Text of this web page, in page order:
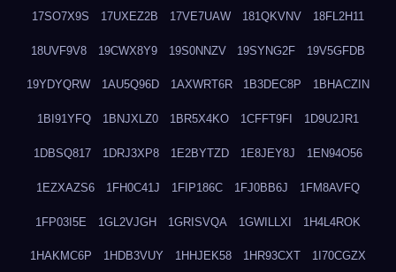
17SO7X9S 17UXEZ2B 17VE7UAW 181QKVNV 18FL2H11
18UVF9V8 19CWX8Y9 19S0NNZV 19SYNG2F 19V5GFDB
19YDYQRW 1AU5Q96D 1AXWRT6R 1B3DEC8P 1BHACZIN
1BI91YFQ 1BNJXLZ0 1BR5X4KO 1CFFT9FI 1D9U2JR1
1DBSQ817 1DRJ3XP8 1E2BYTZD 1E8JEY8J 1EN94O56
1EZXAZS6 1FH0C41J 1FIP186C 1FJ0BB6J 1FM8AVFQ
1FP03I5E 1GL2VJGH 1GRISVQA 1GWILLXI 1H4L4ROK
1HAKMC6P 1HDB3VUY 1HHJEK58 1HR93CXT 1I70CGZX